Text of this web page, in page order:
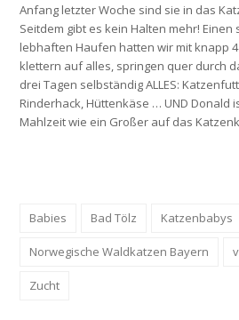
Anfang letzter Woche sind sie in das
Seitdem gibt es kein Halten mehr!
lebhaften Haufen hatten wir mit knapp
klettern auf alles, springen quer durch
drei Tagen selbständig ALLES:
Rinderhack, Hüttenkäse … UND Donald
Mahlzeit wie ein Großer auf das
Babies Bad Tölz Katzenbabys
Norwegische Waldkatzen Bayern
Zucht